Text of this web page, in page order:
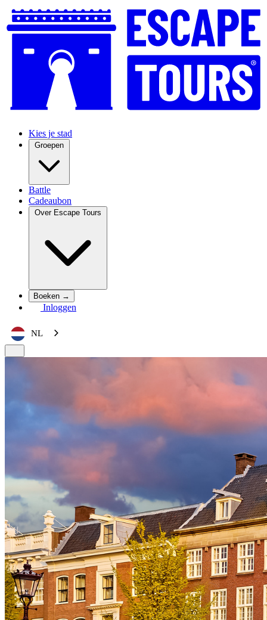
Kies je stad
Groepen
Battle
Cadeaubon
Over Escape Tours
Boeken →
Inloggen
NL